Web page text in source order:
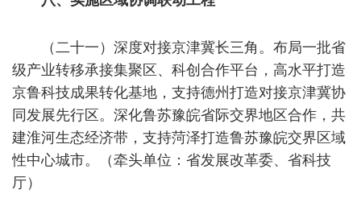
（二十一）深度对接京津冀长三角。布局一批省
级产业转移承接集聚区、科创合作平台，高水平打造
京鲁科技成果转化基地，支持德州打造对接京津冀协
同发展先行区。深化鲁苏豫皖省际交界地区合作，共
建淮河生态经济带，支持菏泽打造鲁苏豫皖交界区域
性中心城市。（牵头单位：省发展改革委、省科技
厅）